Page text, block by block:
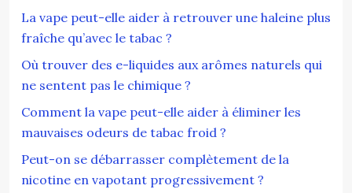
La vape peut-elle aider à retrouver une haleine plus
fraîche qu’avec le tabac ?
Où trouver des e-liquides aux arômes naturels qui
ne sentent pas le chimique ?
Comment la vape peut-elle aider à éliminer les
mauvaises odeurs de tabac froid ?
Peut-on se débarrasser complètement de la
nicotine en vapotant progressivement ?